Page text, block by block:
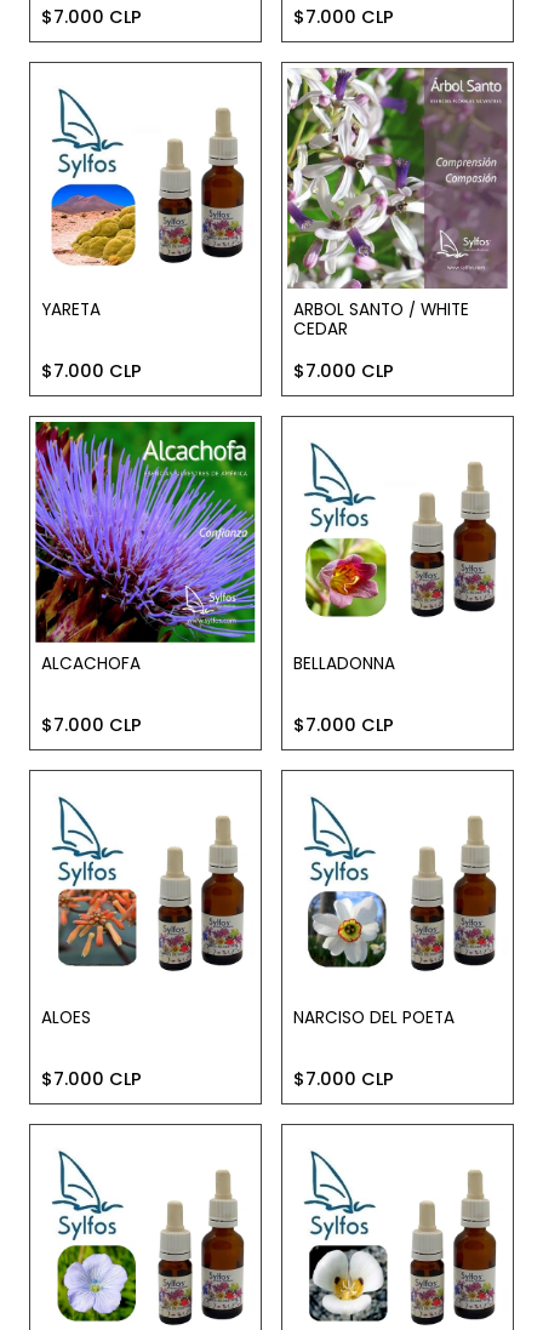
$7.000 CLP $7.000 CLP
YARETA
$7.000 CLP
ARBOL SANTO / WHITE
CEDAR
$7.000 CLP
ALCACHOFA
$7.000 CLP
BELLADONNA
$7.000 CLP
ALOES
$7.000 CLP
NARCISO DEL POETA
$7.000 CLP